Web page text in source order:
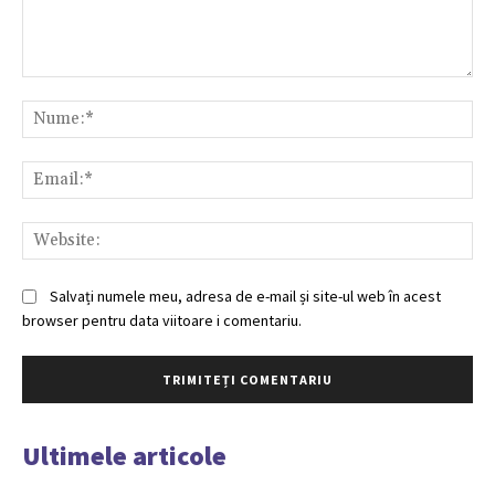
Salvați numele meu, adresa de e-mail și site-ul web în acest
browser pentru data viitoare i comentariu.
Ultimele articole